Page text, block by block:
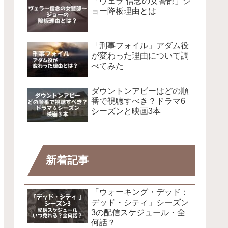
ョー降板理由とは
「刑事フォイル」アダム役
が変わった理由について調
べてみた
ダウントンアビーはどの順
番で視聴すべき？ドラマ6
シーズンと映画3本
新着記事
「ウォーキング・デッド：
デッド・シティ」シーズン
3の配信スケジュール・全
何話？